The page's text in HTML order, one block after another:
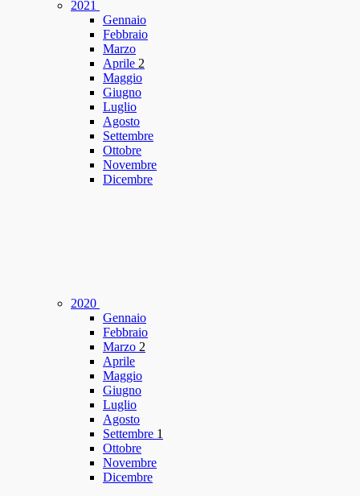
2021
Gennaio
Febbraio
Marzo
Aprile 2
Maggio
Giugno
Luglio
Agosto
Settembre
Ottobre
Novembre
Dicembre
2020
Gennaio
Febbraio
Marzo 2
Aprile
Maggio
Giugno
Luglio
Agosto
Settembre 1
Ottobre
Novembre
Dicembre